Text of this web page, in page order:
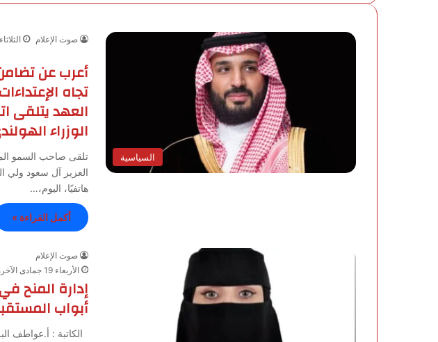
السياسية
صوت الإعلام
الثلاثاء 5 شوال 1447هـ 24-3-2026م
أعرب عن
تجاه
العهد يتلقى
الوزراء
تلقى صاحب السمو
العزيز آل سعود ولي
هاتفيًا، اليوم،…
أكمل القراءة »
صوت الإعلام
الأربعاء 19 جمادى الآخرة 1447هـ 10-12-2025م
إدارة المنح
أبواب
الكاتبة : أ.عواطف